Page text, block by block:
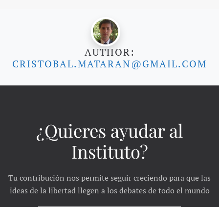
AUTHOR:
CRISTOBAL.MATARAN@GMAIL.COM
¿Quieres ayudar al
Instituto?
Tu contribución nos permite seguir creciendo para que las
ideas de la libertad llegen a los debates de todo el mundo